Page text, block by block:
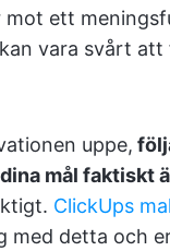
ett
vara svårt att
uppe,
mål faktiskt
ClickUps
med detta och